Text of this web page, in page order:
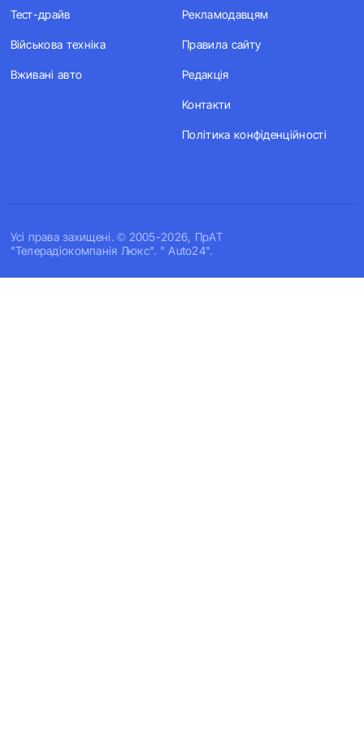
Усi права захищенi. © 2005-2026, ПрАТ
"Телерадіокомпанія Люкс". " Auto24".
Тест-драйв
Військова техніка
Вживані авто
Рекламодавцям
Правила сайту
Редакція
Контакти
Політика конфіденційності